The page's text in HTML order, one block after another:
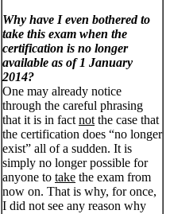
Why have I even bothered to
take this exam when the
certification is no longer
available as of 1 January
2014?
One may already notice
through the careful phrasing
that it is in fact not the case that
the certification does “no longer
exist” all of a sudden. It is
simply no longer possible for
anyone to take the exam from
now on. That is why, for once,
I did not see any reason why